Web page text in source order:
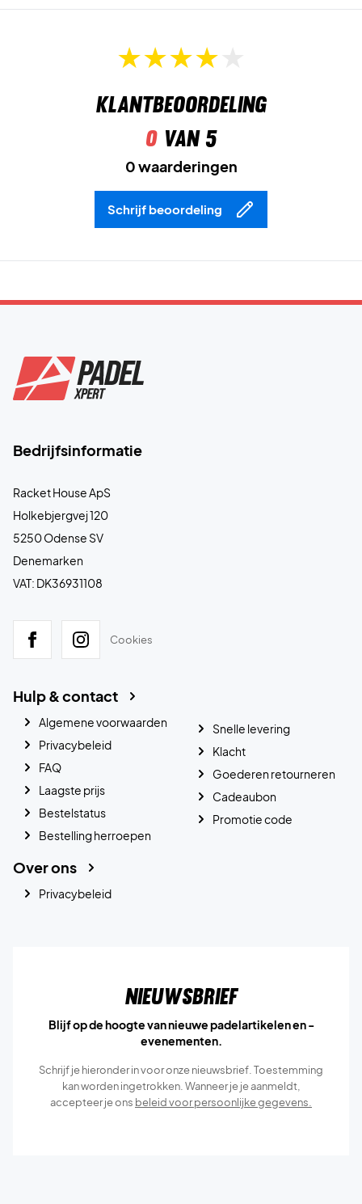
Klantbeoordeling
0van 5
0 waarderingen
Schrijf beoordeling
Bedrijfsinformatie
Racket House ApS
Holkebjergvej 120
5250 Odense SV
Denemarken
VAT: DK36931108
Cookies
Hulp & contact
Algemene voorwaarden
Privacybeleid
FAQ
Laagste prijs
Bestelstatus
Bestelling herroepen
Snelle levering
Klacht
Goederen retourneren
Cadeaubon
Promotie code
Over ons
Privacybeleid
Nieuwsbrief
Blijf op de hoogte van nieuwe padelartikelen en -
evenementen.
Schrijf je hieronder in voor onze nieuwsbrief. Toestemming
kan worden ingetrokken. Wanneer je je aanmeldt,
accepteer je ons beleid voor persoonlijke gegevens.